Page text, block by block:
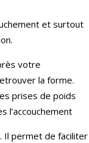
et surtout
votre
la forme.
prises de poids
l’accouchement
Il permet de faciliter